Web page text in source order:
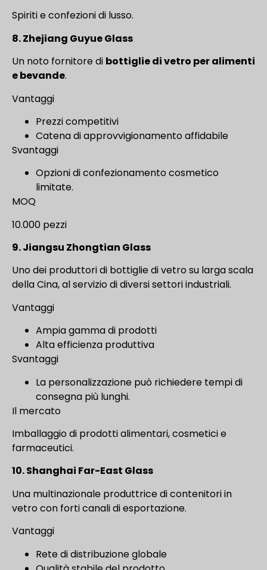
Spiriti e confezioni di lusso.
8. Zhejiang Guyue Glass
Un noto fornitore di bottiglie di vetro per alimenti
e bevande.
Vantaggi
Prezzi competitivi
Catena di approvvigionamento affidabile
Svantaggi
Opzioni di confezionamento cosmetico
limitate.
MOQ
10.000 pezzi
9. Jiangsu Zhongtian Glass
Uno dei produttori di bottiglie di vetro su larga scala
della Cina, al servizio di diversi settori industriali.
Vantaggi
Ampia gamma di prodotti
Alta efficienza produttiva
Svantaggi
La personalizzazione può richiedere tempi di
consegna più lunghi.
Il mercato
Imballaggio di prodotti alimentari, cosmetici e
farmaceutici.
10. Shanghai Far-East Glass
Una multinazionale produttrice di contenitori in
vetro con forti canali di esportazione.
Vantaggi
Rete di distribuzione globale